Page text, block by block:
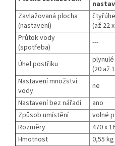
Zavlažovaná plocha
(nastavení)
(až 22
Průtok vody
(spotřeba)
---
Úhel postřiku
(20 až
Nastavení množství
vody
ne
Nastavení bez nářadí
ano
Způsob umístění
volné
Rozměry
470 x
Hmotnost
0,55 kg